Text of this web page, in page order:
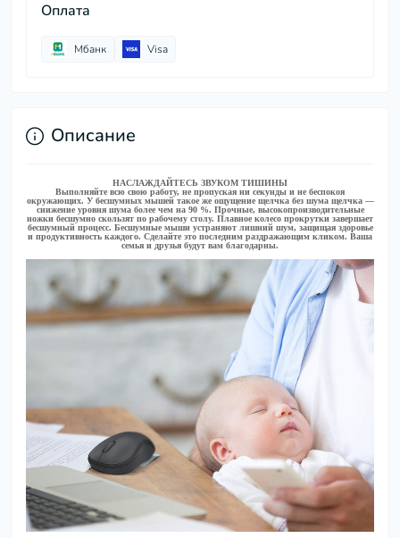
Оплата
Мбанк Visa
Описание
НАСЛАЖДАЙТЕСЬ ЗВУКОМ ТИШИНЫ
Выполняйте всю свою работу, не пропуская ни секунды и не беспокоя
окружающих. У бесшумных мышей такое же ощущение щелчка без шума щелчка —
снижение уровня шума более чем на 90 %. Прочные, высокопроизводительные
ножки бесшумно скользят по рабочему столу. Плавное колесо прокрутки завершает
бесшумный процесс. Бесшумные мыши устраняют лишний шум, защищая здоровье
и продуктивность каждого. Сделайте это последним раздражающим кликом. Ваша
семья и друзья будут вам благодарны.